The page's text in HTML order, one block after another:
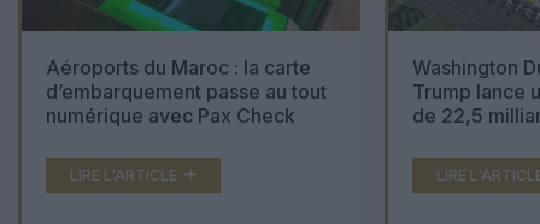
Aéroports du Maroc : la carte
d’embarquement passe au tout
numérique avec Pax Check
LIRE L'ARTICLE
Washington
Trump lance
de 22,5
LIRE